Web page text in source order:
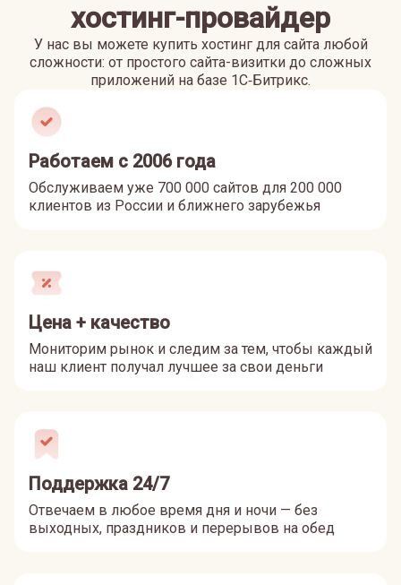
хостинг-провайдер
У нас вы можете купить хостинг для сайта любой
сложности: от простого сайта-визитки до сложных
приложений на базе 1С‑Битрикс.
Работаем с 2006 года
Обслуживаем уже 700 000 сайтов для 200 000
клиентов из России и ближнего зарубежья
Цена + качество
Мониторим рынок и следим за тем, чтобы каждый
наш клиент получал лучшее за свои деньги
Поддержка 24/7
Отвечаем в любое время дня и ночи — без
выходных, праздников и перерывов на обед